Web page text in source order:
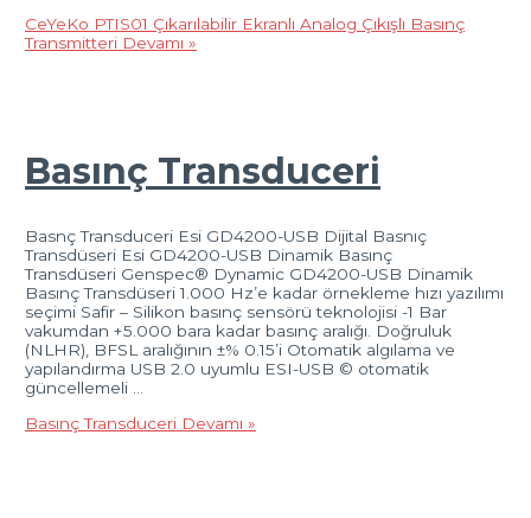
CeYeKo PTIS01 Çıkarılabilir Ekranlı Analog Çıkışlı Basınç
Transmitteri Devamı »
Basınç Transduceri
Basnç Transduceri Esi GD4200-USB Dijital Basnıç
Transdüseri Esi GD4200-USB Dinamik Basınç
Transdüseri Genspec® Dynamic GD4200-USB Dinamik
Basınç Transdüseri 1.000 Hz’e kadar örnekleme hızı yazılımı
seçimi Safir – Silikon basınç sensörü teknolojisi -1 Bar
vakumdan +5.000 bara kadar basınç aralığı. Doğruluk
(NLHR), BFSL aralığının ±% 0.15’i Otomatik algılama ve
yapılandırma USB 2.0 uyumlu ESI-USB © otomatik
güncellemeli …
Basınç Transduceri Devamı »